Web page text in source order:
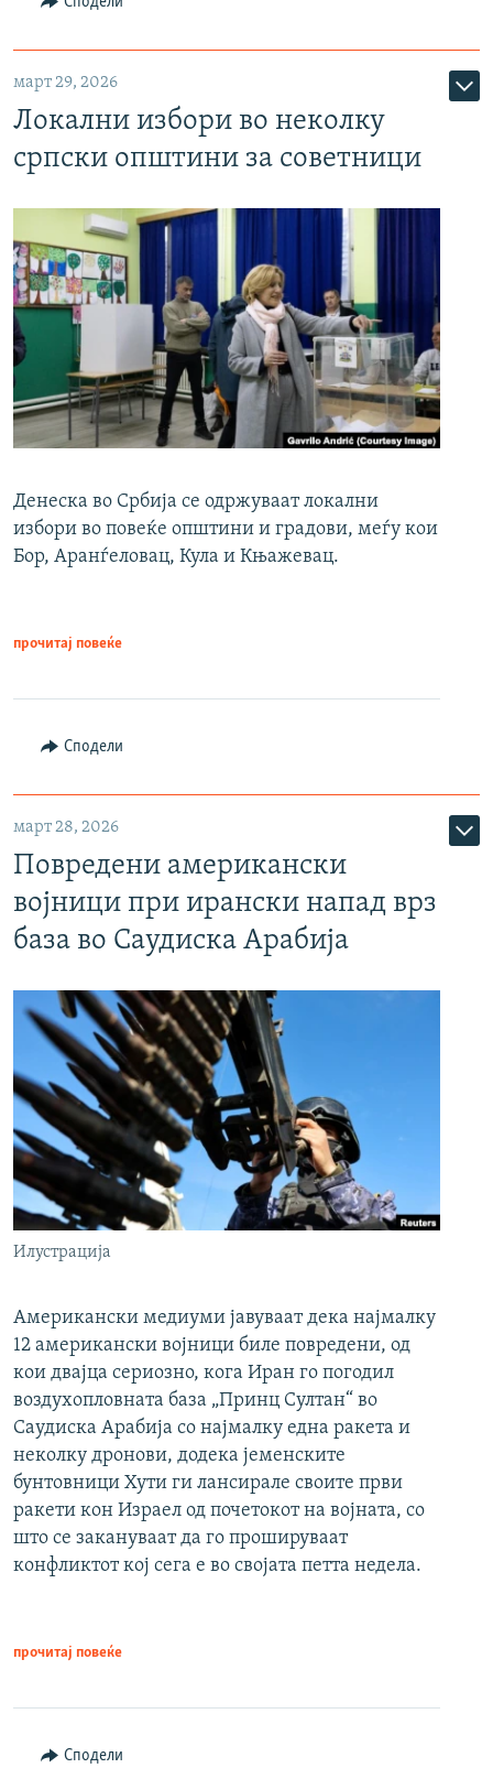
март 29, 2026
Локални избори во неколку
српски општини за советници
Денеска во Србија се одржуваат локални
избори во повеќе општини и градови, меѓу кои
Бор, Аранѓеловац, Кула и Књажевац.
прочитај повеќе
Сподели
март 28, 2026
Повредени американски
војници при ирански напад врз
база во Саудиска Арабија
Илустрација
Американски медиуми јавуваат дека најмалку
12 американски војници биле повредени, од
кои двајца сериозно, кога Иран го погодил
воздухопловната база „Принц Султан“ во
Саудиска Арабија со најмалку една ракета и
неколку дронови, додека јеменските
бунтовници Хути ги лансирале своите први
ракети кон Израел од почетокот на војната, со
што се закануваат да го прошируваат
конфликтот кој сега е во својата петта недела.
прочитај повеќе
Сподели